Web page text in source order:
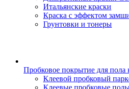
Итальянские краски
Краска с эффектом
Грунтовки и тонеры
Пробковое покрытие для пола
Клеевой пробковый
Клеевые пробковые